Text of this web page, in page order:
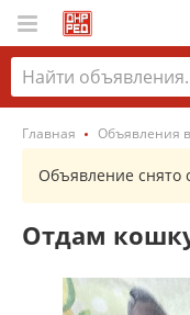
Главная Объявления
Объявление снято
Отдам